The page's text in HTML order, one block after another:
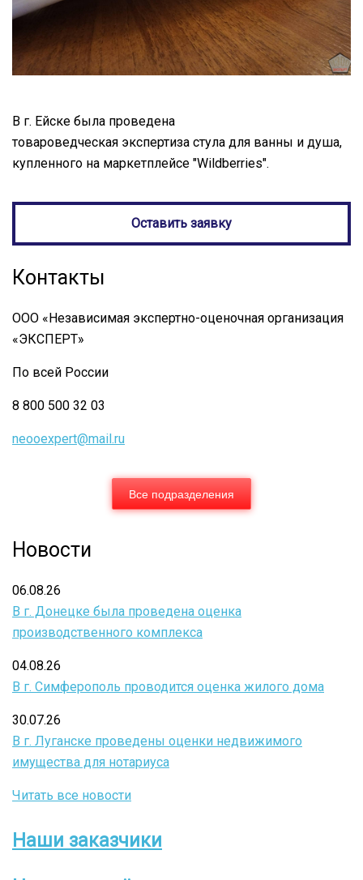
В г. Ейске была проведена
товароведческая экспертиза стула для ванны и душа,
купленного на маркетплейсе "Wildberries".
Оставить заявку
Контакты
ООО «Независимая экспертно-оценочная организация
«ЭКСПЕРТ»
По всей России
8 800 500 32 03
neooexpert@mail.ru
Все подразделения
Новости
06.08.26
В г. Донецке была проведена оценка
производственного комплекса
04.08.26
В г. Симферополь проводится оценка жилого дома
30.07.26
В г. Луганске проведены оценки недвижимого
имущества для нотариуса
Читать все новости
Боковое
Наши заказчики